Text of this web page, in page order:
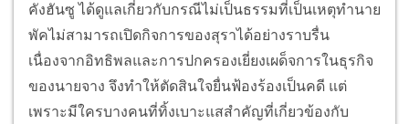
คังฮันซู ได้ดูแลเกี่ยวกับกรณีไม่เป็นธรรมที่เป็นเหตุทำนาย
พัคไม่สามารถเปิดกิจการของสุราได้อย่างราบรื่น
เนื่องจากอิทธิพลและการปกครองเยี่ยงเผด็จการในธุรกิจ
ของนายจาง จึงทำให้ตัดสินใจยื่นฟ้องร้องเป็นคดี แต่
เพราะมีใครบางคนที่ทิ้งเบาะแสสำคัญที่เกี่ยวข้องกับ